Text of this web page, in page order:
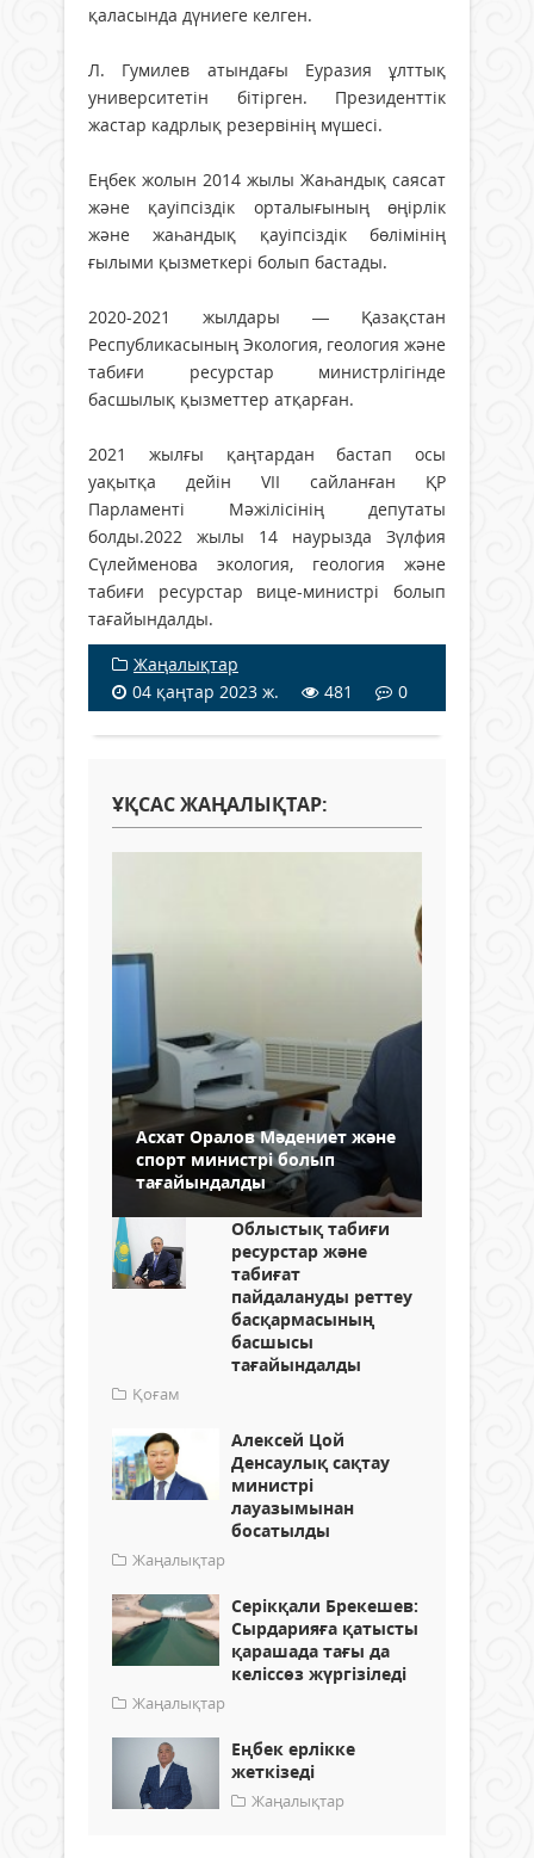
қаласында дүниеге келген.
Л. Гумилев атындағы Еуразия ұлттық
университетін бітірген. Президенттік
жастар кадрлық резервінің мүшесі.
Еңбек жолын 2014 жылы Жаһандық саясат
және қауіпсіздік орталығының өңірлік
және жаһандық қауіпсіздік бөлімінің
ғылыми қызметкері болып бастады.
2020-2021 жылдары — Қазақстан
Республикасының Экология, геология және
табиғи ресурстар министрлігінде
басшылық қызметтер атқарған.
2021 жылғы қаңтардан бастап осы
уақытқа дейін VII сайланған ҚР
Парламенті Мәжілісінің депутаты
болды.2022 жылы 14 наурызда Зүлфия
Сүлейменова экология, геология және
табиғи ресурстар вице-министрі болып
тағайындалды.
Жаңалықтар
04 қаңтар 2023 ж.
481 0
ҰҚСАС ЖАҢАЛЫҚТАР:
Асхат Оралов Мәдениет және
спорт министрі болып
тағайындалды
Облыстық табиғи
ресурстар және
табиғат
пайдалануды реттеу
басқармасының
басшысы
тағайындалды
Қоғам
Алексей Цой
Денсаулық сақтау
министрі
лауазымынан
босатылды
Жаңалықтар
Серікқали Брекешев:
Сырдарияға қатысты
қарашада тағы да
келіссөз жүргізіледі
Жаңалықтар
Еңбек ерлікке
жеткізеді
Жаңалықтар